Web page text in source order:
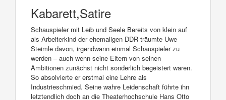
Kabarett,Satire
Schauspieler mit Leib und Seele Bereits von klein auf
als Arbeiterkind der ehemaligen DDR träumte Uwe
Steimle davon, irgendwann einmal Schauspieler zu
werden – auch wenn seine Eltern von seinen
Ambitionen zunächst nicht sonderlich begeistert waren.
So absolvierte er erstmal eine Lehre als
Industrieschmied. Seine wahre Leidenschaft führte ihn
letztendlich doch an die Theaterhochschule Hans Otto